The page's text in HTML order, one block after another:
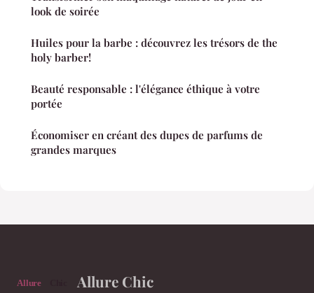
look de soirée
Huiles pour la barbe : découvrez les trésors de the
holy barber!
Beauté responsable : l'élégance éthique à votre
portée
Économiser en créant des dupes de parfums de
grandes marques
Allure Chic